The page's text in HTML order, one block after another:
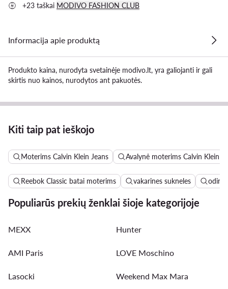
+23 taškai MODIVO FASHION CLUB
Informacija apie produktą
Produkto kaina, nurodyta svetainėje modivo.lt, yra galiojanti ir gali
skirtis nuo kainos, nurodytos ant pakuotės.
Kiti taip pat ieškojo
Moterims Calvin Klein Jeans Avalynė moterims Calvin Klein
Reebok Classic batai moterims vakarines sukneles
Populiarūs prekių ženklai šioje kategorijoje
MEXX Hunter
AMI Paris LOVE Moschino
Lasocki Weekend Max Mara